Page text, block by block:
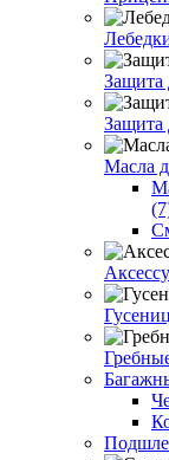
Защита
Защита
Масла